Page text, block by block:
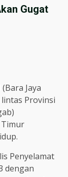
Gugat
Jaya
Provinsi
Timur
Penyelamat
dengan